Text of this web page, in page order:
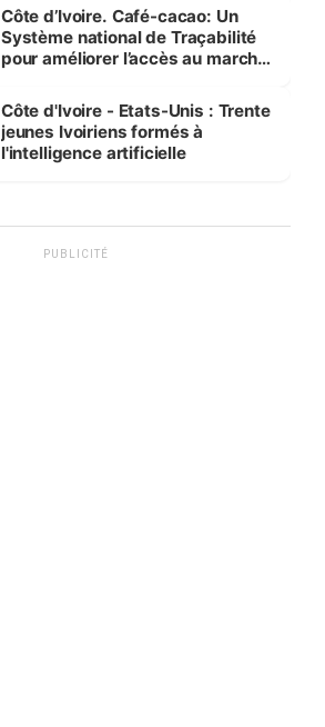
Côte d’Ivoire. Café-cacao: Un
Système national de Traçabilité
pour améliorer l’accès au marché
Côte d'Ivoire - Etats-Unis : Trente
jeunes Ivoiriens formés à
l'intelligence artificielle
PUBLICITÉ